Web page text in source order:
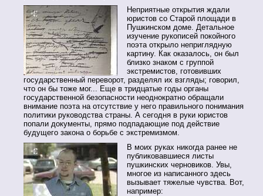
Неприятные открытия ждали
юристов со Старой площади в
Пушкинском доме. Детальное
изучение рукописей покойного
поэта открыло неприглядную
картину. Как оказалось, он был
близко знаком с группой
экстремистов, готовивших
государственный переворот, разделял их взгляды; говорил,
что он бы тоже мог... Еще в тридцатые годы органы
государственной безопасности неоднократно обращали
внимание поэта на отсутствие у него правильного понимания
политики руководства страны. А сегодня в руки юристов
попали документы, прямо подпадающие под действие
будущего закона о борьбе с экстремизмом.
В моих руках никогда ранее не
публиковавшиеся листы
пушкинских черновиков. Увы,
многое из написанного здесь
вызывает тяжелые чувства. Вот,
например: